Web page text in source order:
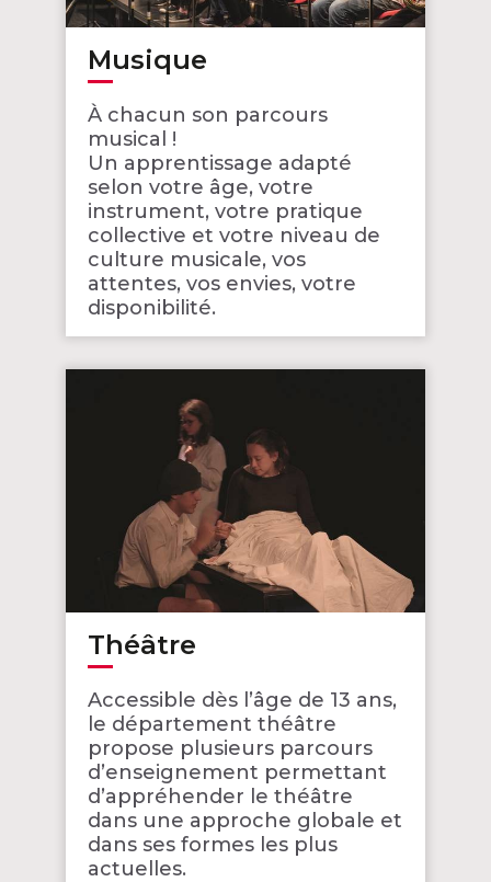
Musique
À chacun son parcours
musical !
Un apprentissage adapté
selon votre âge, votre
instrument, votre pratique
collective et votre niveau de
culture musicale, vos
attentes, vos envies, votre
disponibilité.
Théâtre
Accessible dès l’âge de 13 ans,
le département théâtre
propose plusieurs parcours
d’enseignement permettant
d’appréhender le théâtre
dans une approche globale et
dans ses formes les plus
actuelles.